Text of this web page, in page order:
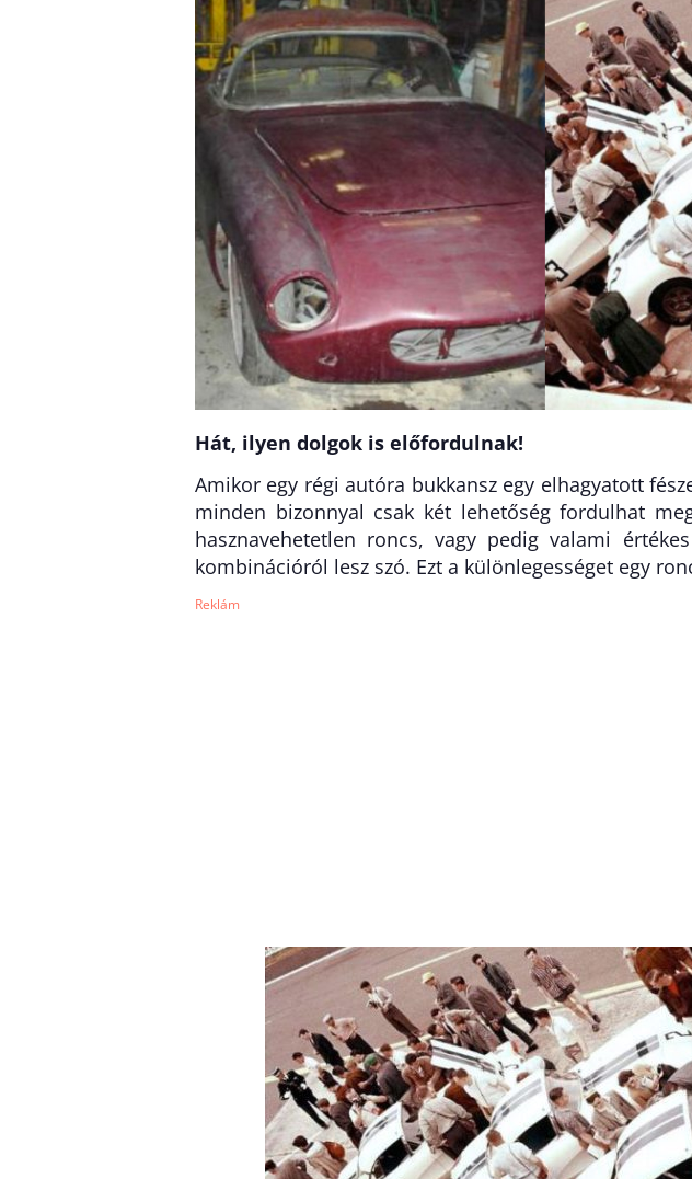
Hát, ilyen dolgok is előfordulnak!
Amikor egy régi autóra bukkansz egy elhagyatott
minden bizonnyal csak két lehetőség fordulhat
hasznavehetetlen roncs, vagy pedig valami
kombinációról lesz szó. Ezt a különlegességet egy
Reklám